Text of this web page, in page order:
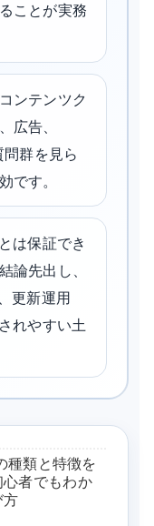
ことが実務
ンテンツク
広告、
群を見ら
です。
は保証でき
論先出し、
更新運用
れやすい土
種類と特徴を
者でもわか
方